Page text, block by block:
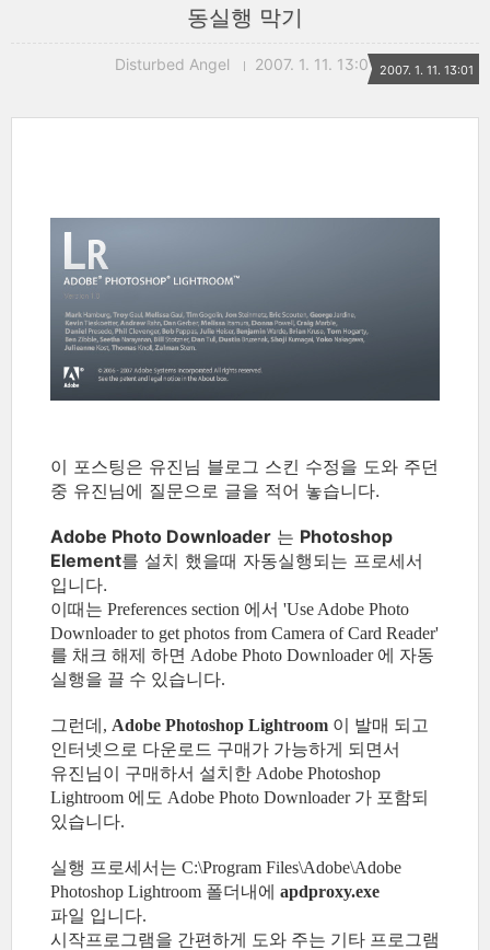
동실행 막기
Disturbed Angel 2007. 1. 11. 13:01 2007. 1. 11. 13:01
이 포스팅은 유진님 블로그 스킨 수정을 도와 주던
중 유진님에 질문으로 글을 적어 놓습니다.
Adobe Photo Downloader 는 Photoshop
Element를 설치 했을때 자동실행되는 프로세서
입니다.
이때는 Preferences section 에서 'Use Adobe Photo
Downloader to get photos from Camera of Card Reader'
를 채크 해제 하면 Adobe Photo Downloader 에 자동
실행을 끌 수 있습니다.
그런데, Adobe Photoshop Lightroom 이 발매 되고
인터넷으로 다운로드 구매가 가능하게 되면서
유진님이 구매하서 설치한 Adobe Photoshop
Lightroom 에도 Adobe Photo Downloader 가 포함되
있습니다.
실행 프로세서는 C:\Program Files\Adobe\Adobe
Photoshop Lightroom 폴더내에 apdproxy.exe
파일 입니다.
시작프로그램을 간편하게 도와 주는 기타 프로그램